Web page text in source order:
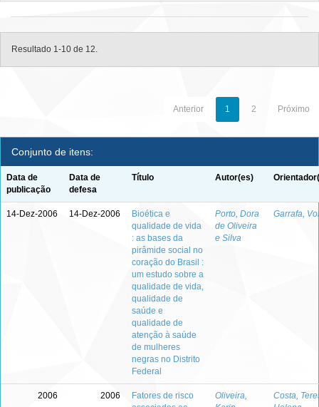
Resultado 1-10 de 12.
Anterior 1 2 Próximo
Conjunto de itens:
Data de
publicação
Data de
defesa
Título Autor(es)
14-Dez-2006 14-Dez-2006
Bioética e
qualidade de vida
: as bases da
pirâmide social no
coração do Brasil :
um estudo sobre a
qualidade de vida,
qualidade de
saúde e
qualidade de
atenção à saúde
de mulheres
negras no Distrito
Federal
Porto, Dora
de Oliveira
e Silva
Garrafa,
2006 2006
Fatores de risco
Oliveira,
Costa,